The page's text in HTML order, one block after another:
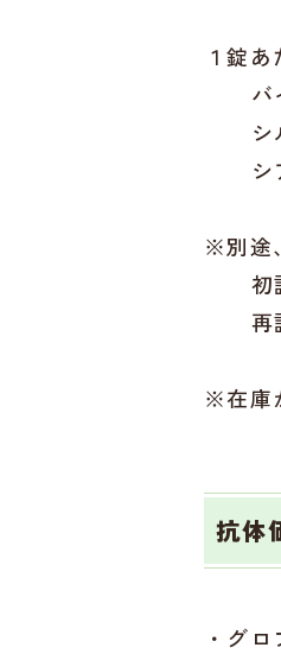
１錠あ
バ
※別途
初
再
※在庫
抗体
・グ